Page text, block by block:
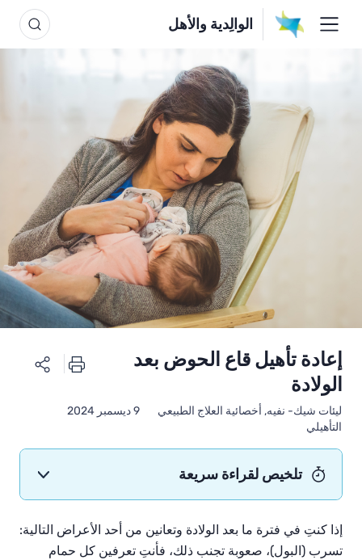
الوالِدية والأهل
إعادة تأهيل قاع الحوض بعد
الولادة
ليئات شيك- نفيه, أخصائية العلاج الطبيعي
التأهيلي
9 ديسمبر 2024
تلخيص لقراءة سريعة
إذا كنتِ في فترة ما بعد الولادة وتعانين من أحد الأعراض التالية:
تسرب (البول)، صعوبة تجنب ذلك، فأنتِ تعرفين كل حمام